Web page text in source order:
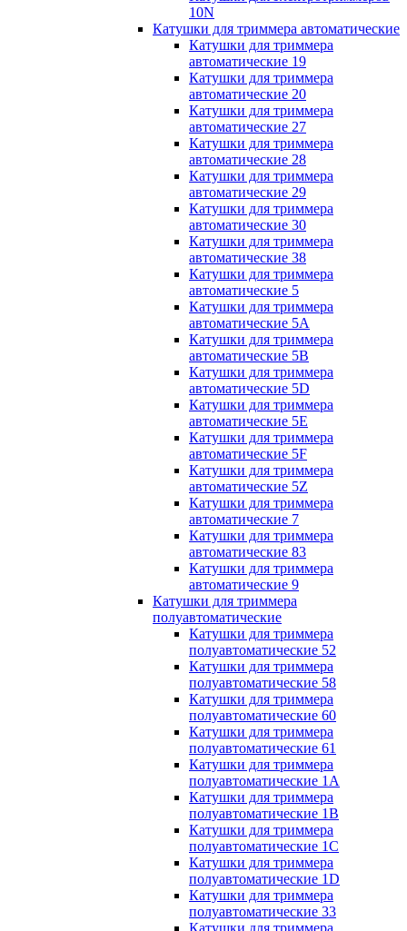
10N
Катушки для триммера автоматические
Катушки для триммера
автоматические 19
Катушки для триммера
автоматические 20
Катушки для триммера
автоматические 27
Катушки для триммера
автоматические 28
Катушки для триммера
автоматические 29
Катушки для триммера
автоматические 30
Катушки для триммера
автоматические 38
Катушки для триммера
автоматические 5
Катушки для триммера
автоматические 5A
Катушки для триммера
автоматические 5B
Катушки для триммера
автоматические 5D
Катушки для триммера
автоматические 5E
Катушки для триммера
автоматические 5F
Катушки для триммера
автоматические 5Z
Катушки для триммера
автоматические 7
Катушки для триммера
автоматические 83
Катушки для триммера
автоматические 9
Катушки для триммера
полуавтоматические
Катушки для триммера
полуавтоматические 52
Катушки для триммера
полуавтоматические 58
Катушки для триммера
полуавтоматические 60
Катушки для триммера
полуавтоматические 61
Катушки для триммера
полуавтоматические 1A
Катушки для триммера
полуавтоматические 1B
Катушки для триммера
полуавтоматические 1C
Катушки для триммера
полуавтоматические 1D
Катушки для триммера
полуавтоматические 33